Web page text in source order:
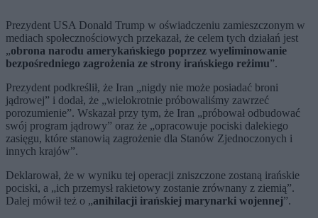
Prezydent USA Donald Trump w oświadczeniu zamieszczonym w
mediach społecznościowych przekazał, że celem tych działań jest
„obrona narodu amerykańskiego poprzez wyeliminowanie
bezpośredniego zagrożenia ze strony irańskiego reżimu”.
Prezydent podkreślił, że Iran „nigdy nie może posiadać broni
jądrowej” i dodał, że „wielokrotnie próbowaliśmy zawrzeć
porozumienie”. Wskazał przy tym, że Iran „próbował odbudować
swój program jądrowy” oraz że „opracowuje pociski dalekiego
zasięgu, które stanowią zagrożenie dla Stanów Zjednoczonych i
innych krajów”.
Deklarował, że w wyniku tej operacji zniszczone zostaną irańskie
pociski, a „ich przemysł rakietowy zostanie zrównany z ziemią”.
Dalej mówił też o „anihilacji irańskiej marynarki wojennej”.